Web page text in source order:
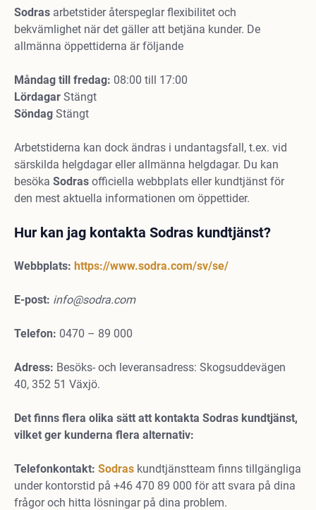
Sodras arbetstider återspeglar flexibilitet och
bekvämlighet när det gäller att betjäna kunder. De
allmänna öppettiderna är följande
Måndag till fredag: 08:00 till 17:00
Lördagar Stängt
Söndag Stängt
Arbetstiderna kan dock ändras i undantagsfall, t.ex. vid
särskilda helgdagar eller allmänna helgdagar. Du kan
besöka Sodras officiella webbplats eller kundtjänst för
den mest aktuella informationen om öppettider.
Hur kan jag kontakta Sodras kundtjänst?
Webbplats: https://www.sodra.com/sv/se/
E-post: info@sodra.com
Telefon: 0470 – 89 000
Adress: Besöks- och leveransadress: Skogsuddevägen
40, 352 51 Växjö.
Det finns flera olika sätt att kontakta Sodras kundtjänst,
vilket ger kunderna flera alternativ:
Telefonkontakt: Sodras kundtjänstteam finns tillgängliga
under kontorstid på +46 470 89 000 för att svara på dina
frågor och hitta lösningar på dina problem.